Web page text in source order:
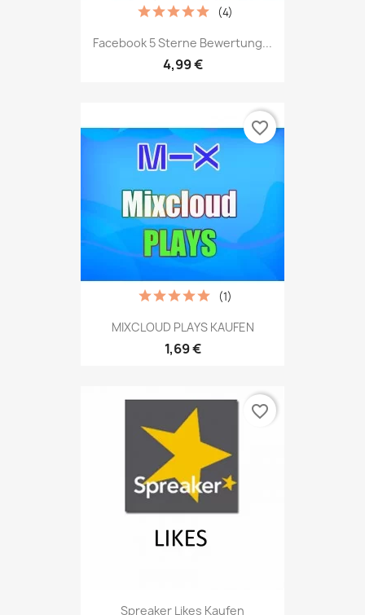
Facebook 5 Sterne Bewertung...
4,99 €
(4)
MIXCLOUD PLAYS KAUFEN
1,69 €
(1)
favorite_border
Spreaker Likes Kaufen
favorite_border